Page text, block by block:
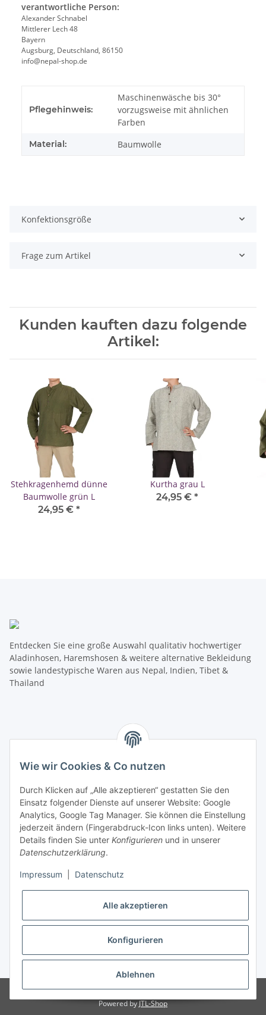
verantwortliche Person:
Alexander Schnabel
Mittlerer Lech 48
Bayern
Augsburg, Deutschland, 86150
info@nepal-shop.de
Pflegehinweis:
Maschinenwäsche bis 30°
vorzugsweise mit ähnlichen
Farben
Material: Baumwolle
Konfektionsgröße
Frage zum Artikel
Kunden kauften dazu folgende
Artikel:
Stehkragenhemd dünne
Baumwolle grün L
24,95 € *
Kurtha grau L
24,95 € *
Entdecken Sie eine große Auswahl qualitativ hochwertiger
Aladinhosen, Haremshosen & weitere alternative Bekleidung
sowie landestypische Waren aus Nepal, Indien, Tibet &
Thailand
Mehr über
ZAHLUNGSARTEN
VERSAND
* Alle Preise inkl. gesetzlicher USt.
© Nepal-Shop.de
Powered byJTL-Shop
Wie wir Cookies & Co nutzen
Durch Klicken auf „Alle akzeptieren“ gestatten Sie den
Einsatz folgender Dienste auf unserer Website: Google
Analytics, Google Tag Manager. Sie können die Einstellung
jederzeit ändern (Fingerabdruck-Icon links unten). Weitere
Details finden Sie unter Konfigurieren und in unserer
Datenschutzerklärung.
Impressum Datenschutz
Alle akzeptieren
Konfigurieren
Ablehnen